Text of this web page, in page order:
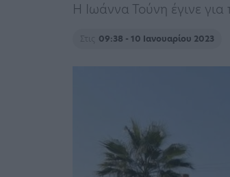
Η Ιωάννα Τούνη έγινε
Στις 09:38 - 10 Ιανουαρίου 2023